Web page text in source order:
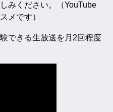
みください。（YouTube
メです）
できる生放送を月2回程度